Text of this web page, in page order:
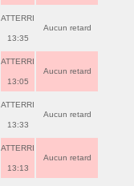
ATTERRI
13:35
Aucun retard
ATTERRI
13:05
Aucun retard
ATTERRI
13:33
Aucun retard
ATTERRI
13:13
Aucun retard